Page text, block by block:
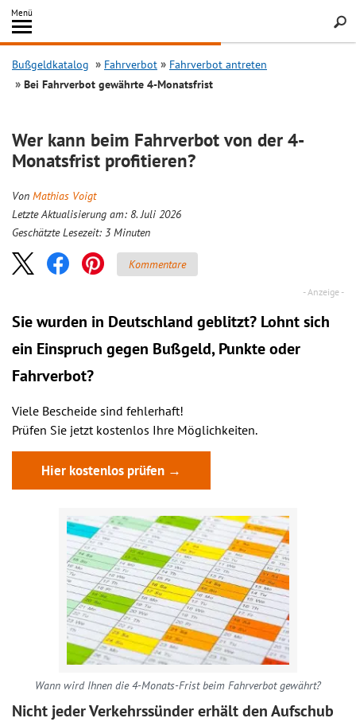
Inhalt
springen
Menü
Search
Bußgeldkatalog Fahrverbot
Fahrverbot antreten
Bei Fahrverbot gewährte 4-Monatsfrist
Wer kann beim Fahrverbot von der 4-
Monatsfrist profitieren?
Von Mathias Voigt
Letzte Aktualisierung am: 8. Juli 2026
Geschätzte Lesezeit: 3 Minuten
Kommentare
Sie wurden in Deutschland geblitzt? Lohnt sich
ein Einspruch gegen Bußgeld, Punkte oder
Fahrverbot?
Viele Bescheide sind fehlerhaft!
Prüfen Sie jetzt kostenlos Ihre Möglichkeiten.
Hier kostenlos prüfen →
Wann wird Ihnen die 4-Monats-Frist beim Fahrverbot gewährt?
Nicht jeder Verkehrssünder erhält den Aufschub